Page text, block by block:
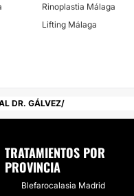
Rinoplastia Málaga
Lifting Málaga
DR. GÁLVEZ
TRATAMIENTOS POR
PROVINCIA
Blefarocalasia Madrid